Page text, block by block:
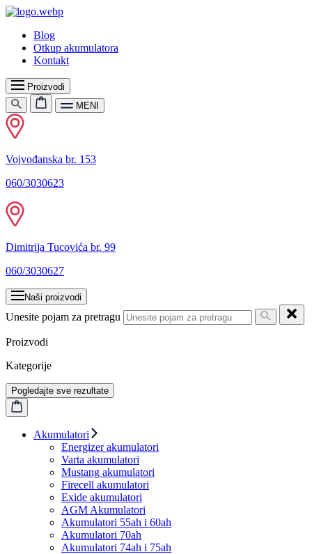
Blog
Otkup akumulatora
Kontakt
Proizvodi
MENI
Vojvođanska br. 153
060/3030623
Dimitrija Tucovića br. 99
060/3030627
Naši proizvodi
Unesite pojam za pretragu
Proizvodi
Kategorije
Pogledajte sve rezultate
Akumulatori
Energizer akumulatori
Varta akumulatori
Mustang akumulatori
Firecell akumulatori
Exide akumulatori
AGM Akumulatori
Akumulatori 55ah i 60ah
Akumulatori 70ah
Akumulatori 74ah i 75ah